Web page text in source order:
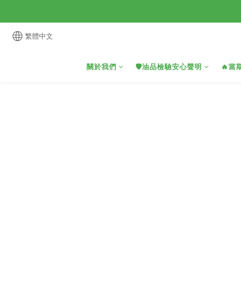
繁體中文
關於我們 🛡️油品檢驗安心聲明 🔥當